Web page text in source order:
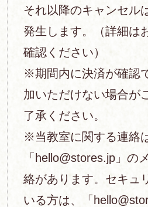
それ以降のキャンセル
発生します。（詳細は
確認ください）
※期間内に決済が確認
加いただけない場合が
了承ください。
※当教室に関する連絡
「hello@stores.jp」の
絡があります。セキュ
いる方は、「